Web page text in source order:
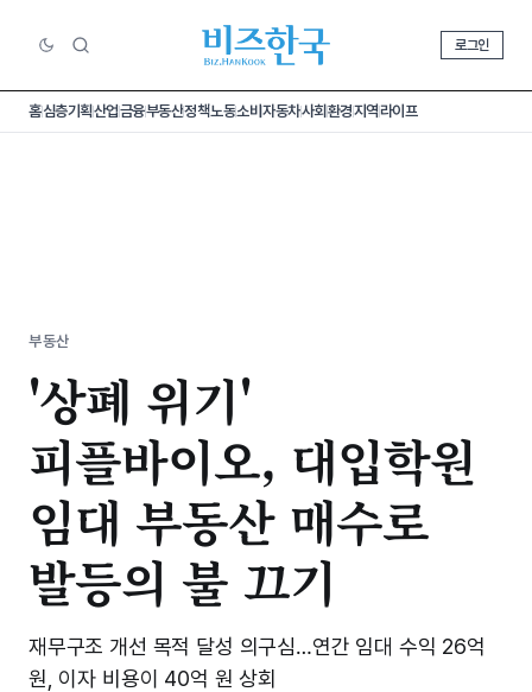
로그인
홈심층기획산업금융부동산정책노동소비 자동차사회환경지역라이프
부동산
'상폐 위기'
피플바이오, 대입학원
임대 부동산 매수로
발등의 불 끄기
재무구조 개선 목적 달성 의구심…연간 임대 수익 26억
원, 이자 비용이 40억 원 상회